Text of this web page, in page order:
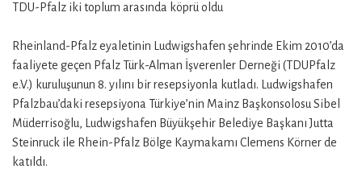
TDU-Pfalz iki toplum arasında köprü oldu
Rheinland-Pfalz eyaletinin Ludwigshafen şehrinde Ekim 2010’da
faaliyete geçen Pfalz Türk-Alman İşverenler Derneği (TDUPfalz
e.V.) kuruluşunun 8. yılını bir resepsiyonla kutladı. Ludwigshafen
Pfalzbau’daki resepsiyona Türkiye’nin Mainz Başkonsolosu Sibel
Müderrisoğlu, Ludwigshafen Büyükşehir Belediye Başkanı Jutta
Steinruck ile Rhein-Pfalz Bölge Kaymakamı Clemens Körner de
katıldı.